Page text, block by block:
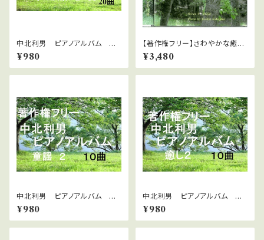
中北利男 ピアノアルバム 四
季の風景 春夏
¥980
【著作権フリー】さわやかな癒し
1 中北利男
¥3,480
中北利男 ピアノアルバム 童
謡２
¥980
中北利男 ピアノアルバム 癒
し2
¥980